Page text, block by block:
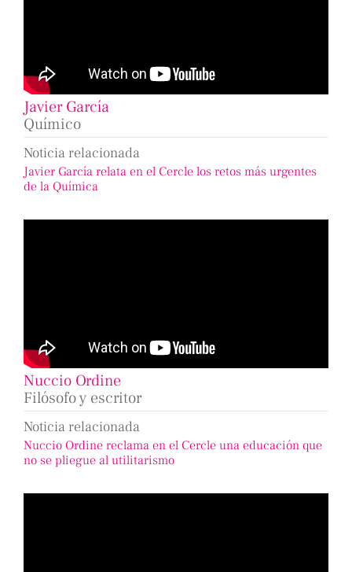
Javier García
Químico
Noticia relacionada
Javier García relata en el Cercle los retos más urgentes
de la Química
Nuccio Ordine
Filósofo y escritor
Noticia relacionada
Nuccio Ordine reclama en el Cercle una educación que
no se pliegue al utilitarismo